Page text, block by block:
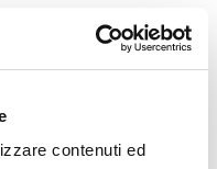
contenuti ed
questi video non intendono
o di altri specialisti.
o di conseguenze
si consiglia pertanto
esercizi e
Consultare il proprio